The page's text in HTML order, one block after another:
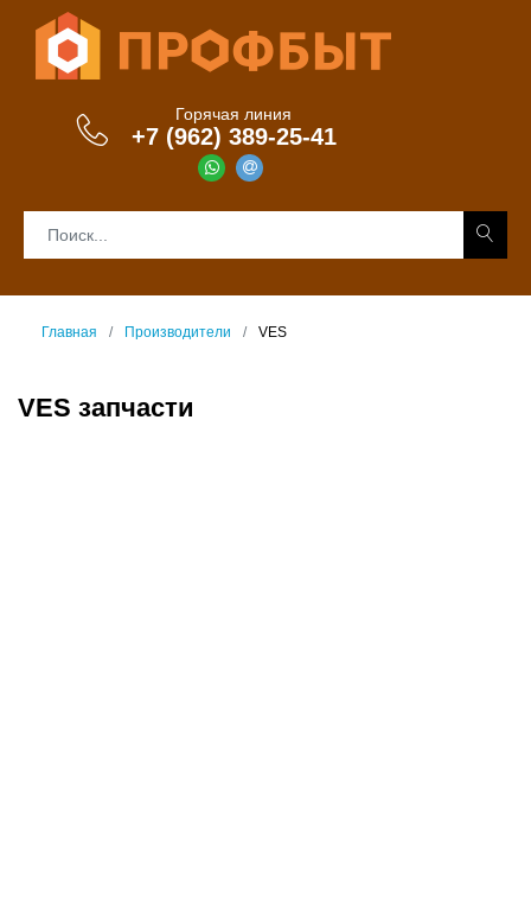
Горячая линия
+7 (962) 389-25-41
Главная Производители VES
VES запчасти